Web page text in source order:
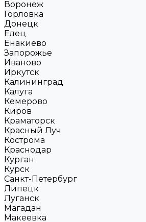
Воронеж
Горловка
Донецк
Елец
Енакиево
Запорожье
Иваново
Иркутск
Калининград
Калуга
Кемерово
Киров
Краматорск
Красный Луч
Кострома
Краснодар
Курган
Курск
Санкт-Петербург
Липецк
Луганск
Магадан
Макеевка